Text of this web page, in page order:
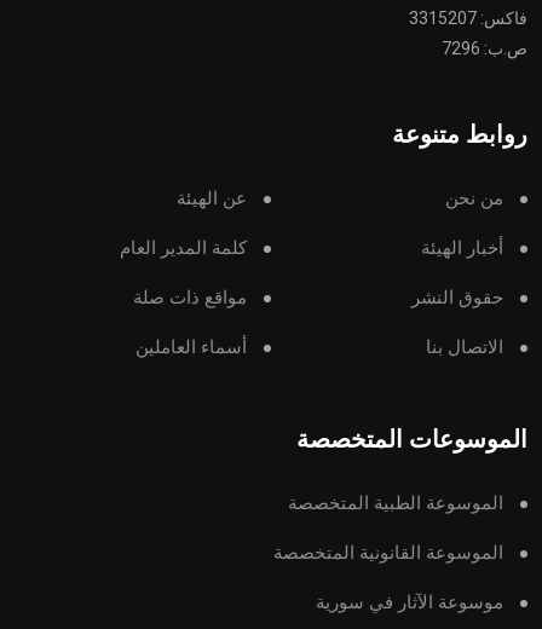
فاكس: 3315207
ص.ب: 7296
روابط متنوعة
من نحن عن الهيئة
أخبار الهيئة كلمة المدير العام
حقوق النشر مواقع ذات صلة
الاتصال بنا أسماء العاملين
الموسوعات المتخصصة
الموسوعة الطبية المتخصصة
الموسوعة القانونية المتخصصة
موسوعة الآثار في سورية